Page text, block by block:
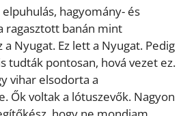
hagyomány- és
ragasztott banán mint
Nyugat. Ez lett a Nyugat. Pedig
tudták pontosan, hová vezet ez.
vihar elsodorta a
Ők voltak a lótuszevők. Nagyon